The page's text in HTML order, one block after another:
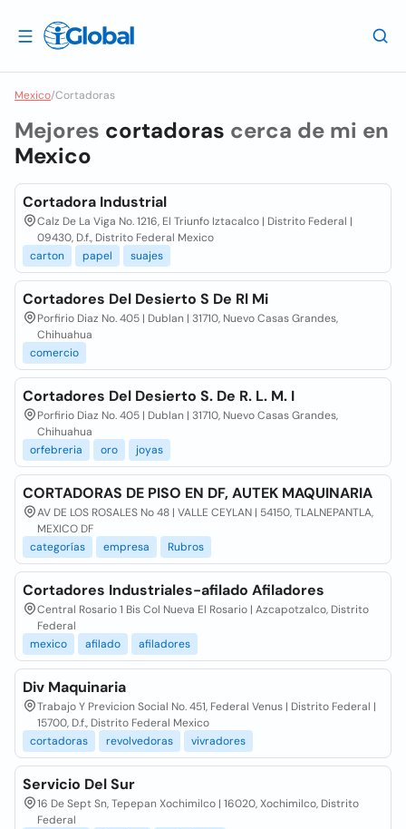
Mexico/Cortadoras
Mejores cortadoras cerca de mi en
Mexico
Cortadora Industrial
Calz De La Viga No. 1216, El Triunfo Iztacalco | Distrito Federal |
09430, D.f., Distrito Federal Mexico
carton
papel suajes
Cortadores Del Desierto S De Rl Mi
Porfirio Diaz No. 405 | Dublan | 31710, Nuevo Casas Grandes,
Chihuahua
comercio
Cortadores Del Desierto S. De R. L. M. I
Porfirio Diaz No. 405 | Dublan | 31710, Nuevo Casas Grandes,
Chihuahua
orfebreria
oro joyas
CORTADORAS DE PISO EN DF, AUTEK MAQUINARIA
AV DE LOS ROSALES No 48 | VALLE CEYLAN | 54150, TLALNEPANTLA,
MEXICO DF
categorías
empresa Rubros
Cortadores Industriales-afilado Afiladores
Central Rosario 1 Bis Col Nueva El Rosario | Azcapotzalco, Distrito
Federal
mexico
afilado afiladores
Div Maquinaria
Trabajo Y Previcion Social No. 451, Federal Venus | Distrito Federal |
15700, D.f., Distrito Federal Mexico
cortadoras
revolvedoras vivradores
Servicio Del Sur
16 De Sept Sn, Tepepan Xochimilco | 16020, Xochimilco, Distrito
Federal